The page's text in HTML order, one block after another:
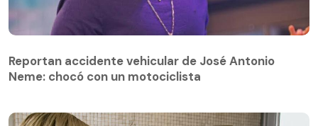
Reportan accidente vehicular de José Antonio
Neme: chocó con un motociclista